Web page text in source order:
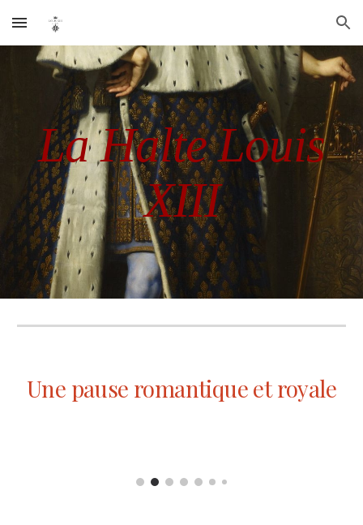
Skip to main content Skip to navigation
La Halte Louis
XIII
Une pause romantique et royale